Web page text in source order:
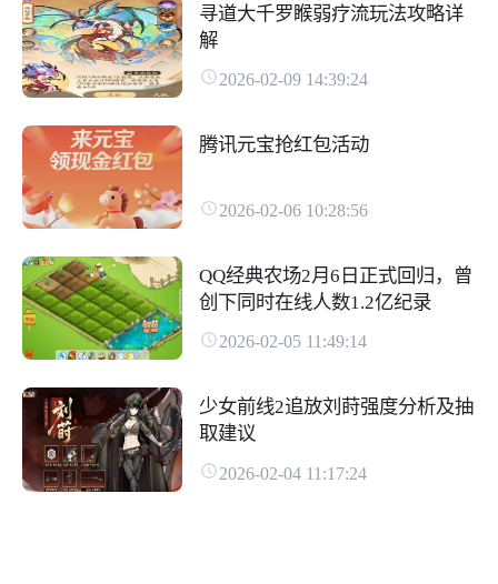
寻道大千罗睺弱疗流玩法攻略详
解
2026-02-09 14:39:24
腾讯元宝抢红包活动
2026-02-06 10:28:56
QQ经典农场2月6日正式回归，曾
创下同时在线人数1.2亿纪录
2026-02-05 11:49:14
少女前线2追放刘莳强度分析及抽
取建议
2026-02-04 11:17:24